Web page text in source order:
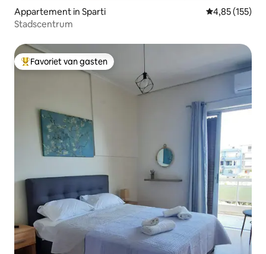
Appartement in Sparti Gemiddelde
4,85 (155)
Stadscentrum
Topfavoriet van gasten
Favoriet van gasten